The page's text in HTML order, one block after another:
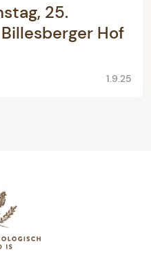
25.
Hof
1.9.25